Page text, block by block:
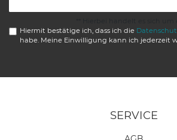
Hiermit bestätige ich, dass ich die
habe. Meine Einwilligung kann ich jederzeit
SERVICE